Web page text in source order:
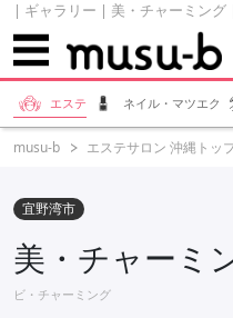
| ギャラリー | 美・チャーミン
エステ ネイル・マツエク
musu-b エステサロン 沖縄トッ
宜野湾市
美・チャーミ
ビ・チャーミング